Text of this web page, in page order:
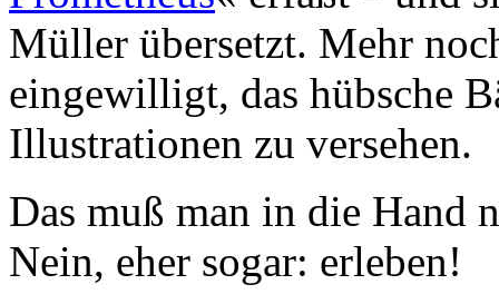
Müller übersetzt. Mehr
eingewilligt, das hübsche
Illustrationen zu versehen.
Das muß man in die Hand
Nein, eher sogar: erleben!